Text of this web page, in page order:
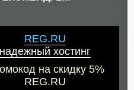
REG.RU
надежный хостинг
на скидку 5%
REG.RU